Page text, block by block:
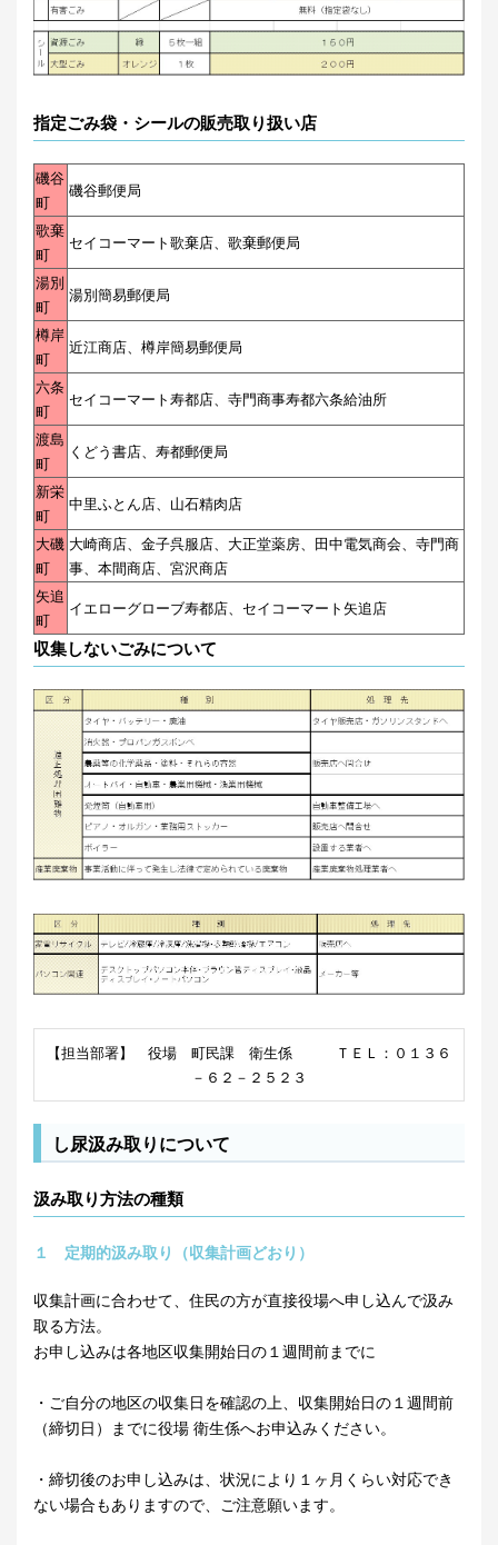
指定ごみ袋・シールの販売取り扱い店
磯谷
町
磯谷郵便局
歌棄
町
セイコーマート歌棄店、歌棄郵便局
湯別
町
湯別簡易郵便局
樽岸
町
近江商店、樽岸簡易郵便局
六条
町
セイコーマート寿都店、寺門商事寿都六条給油所
渡島
町
くどう書店、寿都郵便局
新栄
町
中里ふとん店、山石精肉店
大磯
町
大崎商店、金子呉服店、大正堂薬房、田中電気商会、寺門商
事、本間商店、宮沢商店
矢追
町
イエローグローブ寿都店、セイコーマート矢追店
収集しないごみについて
【担当部署】 役場 町民課 衛生係 ＴＥＬ：０１３６
－６２－２５２３
し尿汲み取りについて
汲み取り方法の種類
１ 定期的汲み取り（収集計画どおり）
収集計画に合わせて、住民の方が直接役場へ申し込んで汲み
取る方法。
お申し込みは各地区収集開始日の１週間前までに
・ご自分の地区の収集日を確認の上、収集開始日の１週間前
（締切日）までに役場 衛生係へお申込みください。
・締切後のお申し込みは、状況により１ヶ月くらい対応でき
ない場合もありますので、ご注意願います。